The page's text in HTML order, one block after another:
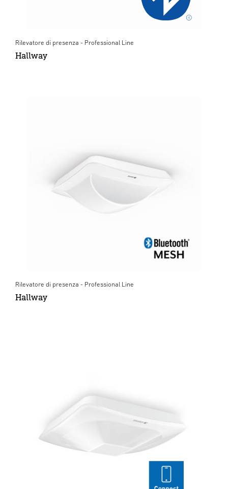
Rilevatore di presenza - Professional Line
Hallway
Rilevatore di presenza - Professional Line
Hallway